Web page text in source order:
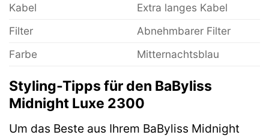
Kabel
Extra langes Kabel
Filter
Abnehmbarer Filter
Farbe
Mitternachtsblau
Styling-Tipps für den BaByliss
Midnight Luxe 2300
Um das Beste aus Ihrem BaByliss Midnight